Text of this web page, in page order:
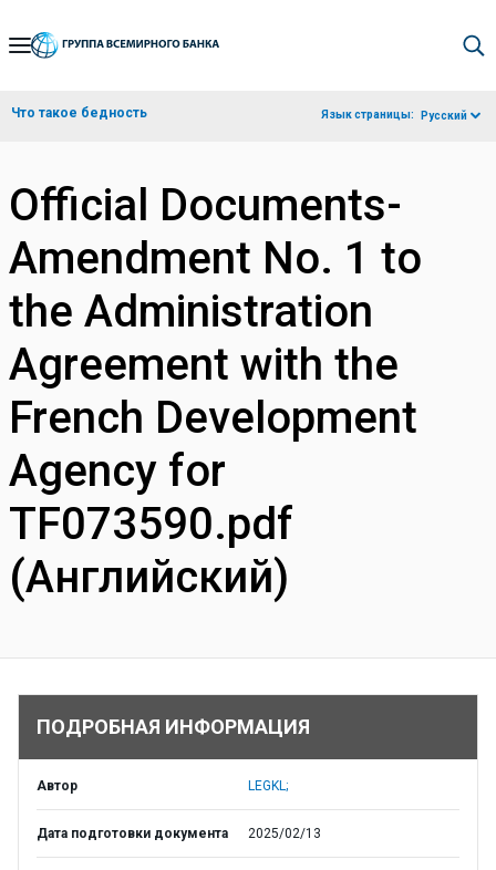
Skip
Navigation
Что такое бедность Язык страницы: Русский
Official Documents-
Amendment No. 1 to
the Administration
Agreement with the
French Development
Agency for
TF073590.pdf
(Английский)
ПОДРОБНАЯ ИНФОРМАЦИЯ
Автор LEGKL;
Дата подготовки документа 2025/02/13